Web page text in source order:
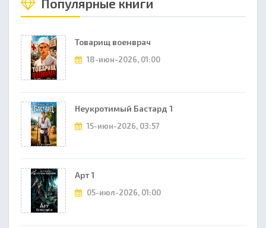
Популярные книги
Товарищ военврач
18-июн-2026, 01:00
Неукротимый Бастард 1
15-июн-2026, 03:57
Арт 1
05-июл-2026, 01:00